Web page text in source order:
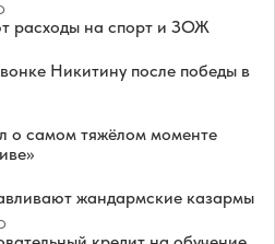
расходы на спорт и ЗОЖ
Никитину после победы в
о самом тяжёлом моменте
жандармские казармы